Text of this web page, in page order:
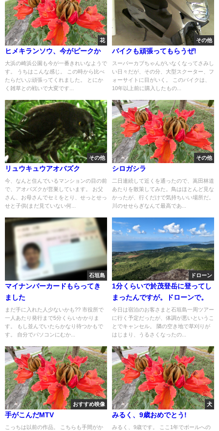
花
ヒメキランソウ、今がピークか
大浜の崎浜公園も今が一番きれいなようで
す。 うちはこんな感じ。 この時から比べ
たらだいぶ頑張ってくれました。 とにか
く雑草との戦いで大変です...
その他
バイクも頑張ってもらうぜ!
スーパーカブちゃんがいなくなってさみし
い日々だが、その分、大型スクーター、フ
ォーサイトに目がいく。 このバイクは、
10年以上前に購入したもの...
その他
リュウキュウアオバズク
今、なんと住んでいるマンションの目の前
で、アオバズクが営巣しています。 お父
さん、お母さんでセミをとり、せっとせっ
せと子供(まだ見ていない何...
その他
シロガシラ
二日連続して近くを通ったので、嵩田林道
あたりを散策してみた。鳥はほとんど見な
かったが、行くだけで気持ちいい場所だ。
川のせせらぎなんて最高であ...
石垣島
マイナンバーカードもらってき
ました
まだ手に入れた人少ないかも?? 市役所で
一人あたり発行まで5分くらいかかりま
す。 もし並んでいたらかなり待つかもで
す。 自分でパソコンにむか...
ドローン
1分くらいで於茂登岳に登ってし
まったんですが。ドローンで。
今日は宿泊のお客さまと石垣島一周ツアー
に行く予定だったが、体調が悪いというこ
とでキャンセル。 隣の空き地で草刈りが
はじまり、うるさくなったの...
おすすめ映像
手がこんだMTV
こっちは以前の作品。 こちらも手間がか
犬
みるく、9歳おめでとう!
みるく、9歳です。 ここ1年でボールへの